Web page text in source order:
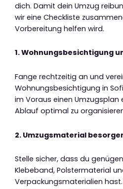
dich. Damit dein Umzug
wir eine Checkliste
Vorbereitung helfen wird.
1. Wohnungsbesichtigung
Fange rechtzeitig an und
Wohnungsbesichtigung in
im Voraus einen Umzugsplan
Ablauf optimal zu
2. Umzugsmaterial
Stelle sicher, dass du
Klebeband, Polstermaterial
Verpackungsmaterialien